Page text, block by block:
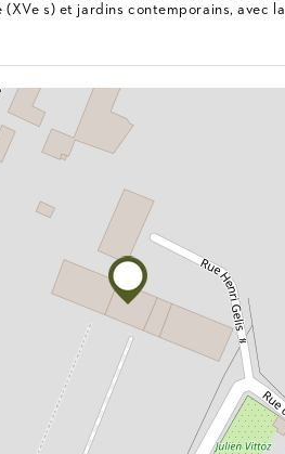
s) et jardins contemporains, avec la